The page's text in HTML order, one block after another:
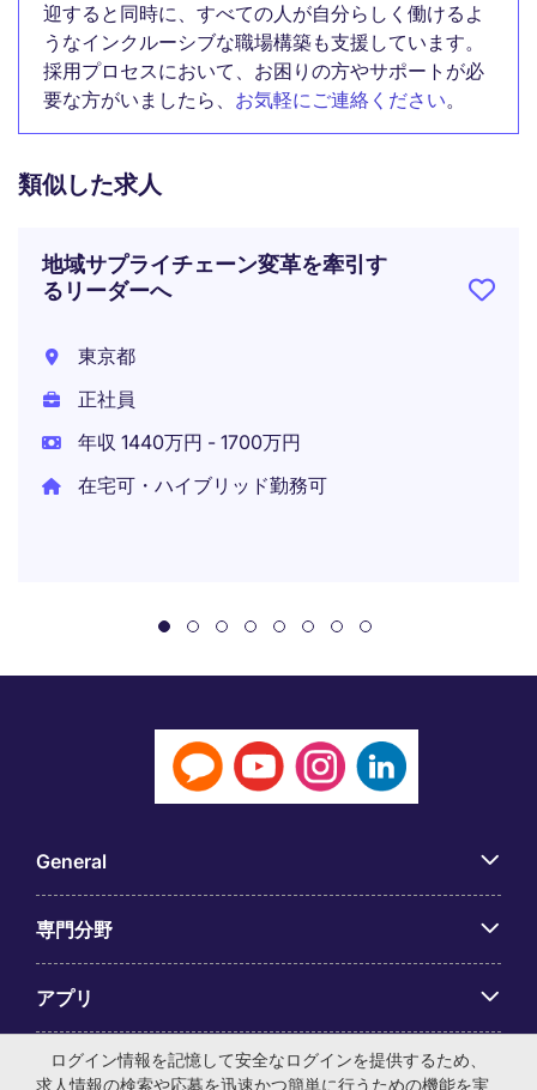
迎すると同時に、すべての人が自分らしく働けるよ
うなインクルーシブな職場構築も支援しています。
採用プロセスにおいて、お困りの方やサポートが必
要な方がいましたら、 お気軽にご連絡ください。
類似した求人
地域サプライチェーン変革を牽引す
るリーダーへ
東京都
正社員
年収 1440万円 - 1700万円
在宅可・ハイブリッド勤務可
General
専門分野
アプリ
Employer Centre
ログイン情報を記憶して安全なログインを提供するため、
求人情報の検索や応募を迅速かつ簡単に行うための機能を実